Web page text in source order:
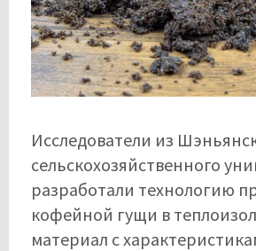
Исследователи из
сельскохозяйственного
разработали технологию
кофейной гущи в
материал с